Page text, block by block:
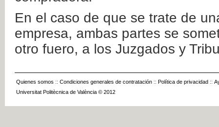
En el caso de que se trate de
empresa, ambas partes se
otro fuero, a los Juzgados y
Quienes somos :: Condiciones generales de contratación :: Política de privacidad ::
Universitat Politècnica de València © 2012